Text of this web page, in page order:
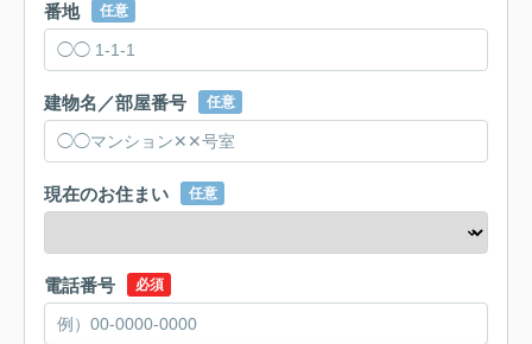
番地 任意
建物名／部屋番号 任意
現在のお住まい 任意
電話番号 必須